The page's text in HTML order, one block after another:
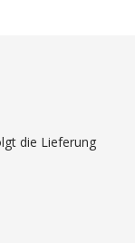
die Lieferung